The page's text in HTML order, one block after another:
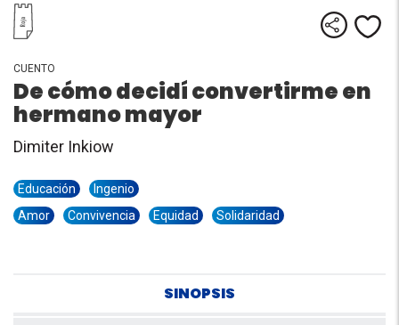
CUENTO
De cómo decidí convertirme en
hermano mayor
Dimiter Inkiow
Educación
Ingenio
Amor
Convivencia Equidad Solidaridad
SINOPSIS